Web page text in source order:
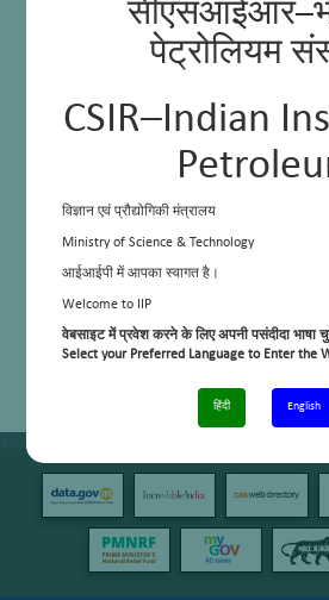
पेट्रोलियम
CSIR–Indian
विज्ञान एवं प्रौद्योगिकी मंत्रालय
Ministry of Science & Technology
आईआईपी में आपका स्वागत है।
Welcome to IIP
वेबसाइट में प्रवेश करने के लिए अपनी पसंदीदा भाषा
Select your Preferred Language to Enter the
हिंदी English